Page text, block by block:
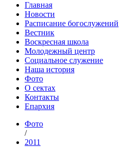
Главная
Новости
Расписание богослужений
Вестник
Воскресная школа
Молодежный центр
Социальное служение
Наша история
Фото
О сектах
Контакты
Епархия
Фото
/
2011